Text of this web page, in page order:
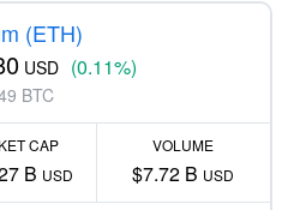
(ETH)
USD (0.11%)
BTC
CAP
B USD
VOLUME
$7.72 B USD